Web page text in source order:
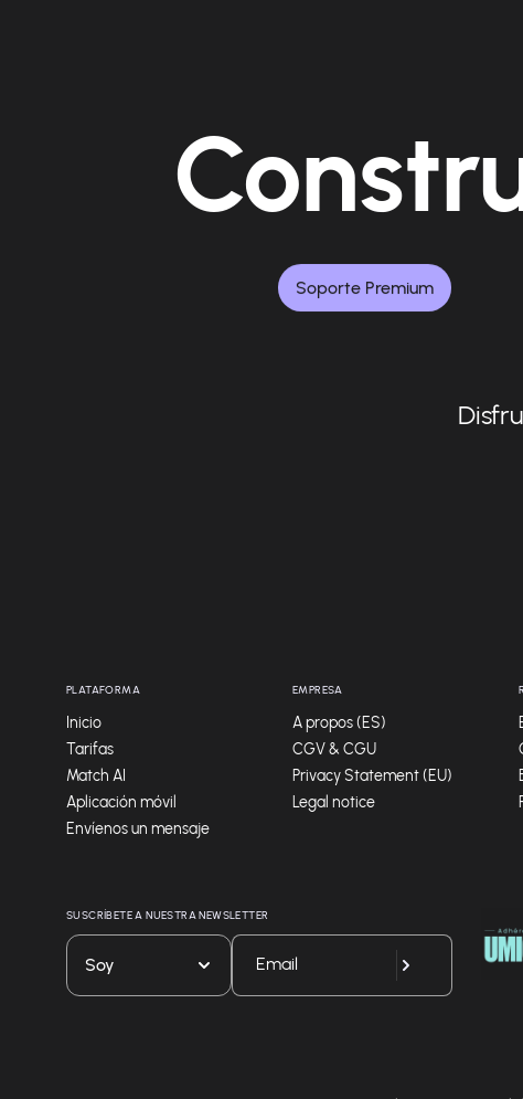
Soporte Premium
PLATAFORMA
Inicio
Tarifas
Match AI
Aplicación móvil
Envíenos un mensaje
EMPRESA
A propos (ES)
CGV & CGU
Privacy Statement (EU)
Legal notice
SUSCRÍBETE A NUESTRA NEWSLETTER
Soy